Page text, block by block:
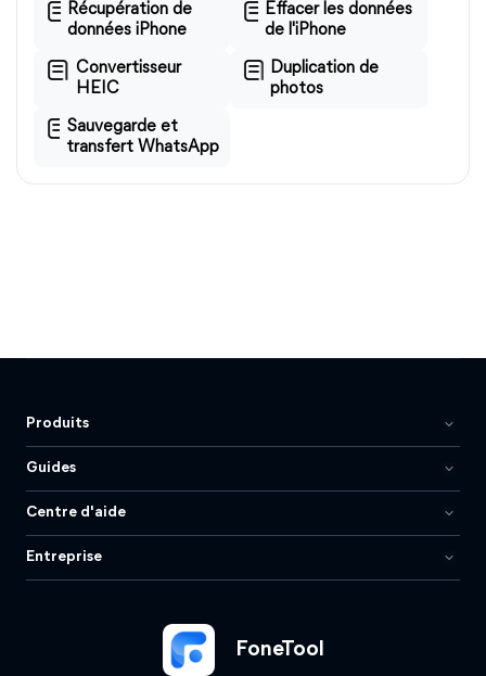
Récupération de
données iPhone
Effacer les données
de l'iPhone
Convertisseur
HEIC
Duplication de
photos
Sauvegarde et
transfert WhatsApp
FoneTool
Produits
Guides
Centre d'aide
Entreprise